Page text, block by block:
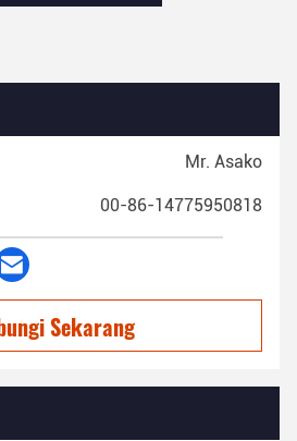
Mr. Asako
00-86-14775950818
Sekarang